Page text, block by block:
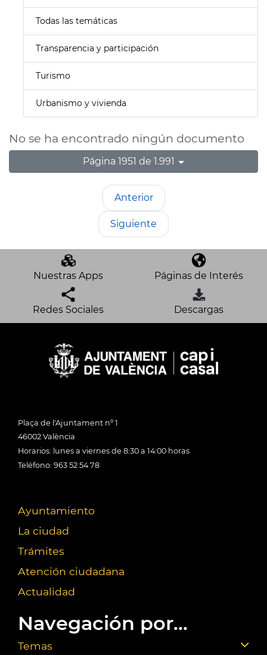
Todas las temáticas
Transparencia y participación
Turismo
Urbanismo y vivienda
No se ha encontrado ningún documento
Página 1951 de 1.991
Anterior
Siguiente
Nuestras Apps Páginas de Interés
Redes Sociales Descargas
Plaça de l'Ajuntament nº 1
46002 València
Horarios: lunes a viernes de 8:30 a 14:00 horas
Teléfono: 963 52 54 78
Ayuntamiento
La ciudad
Trámites
Atención ciudadana
Actualidad
Navegación por...
Temas